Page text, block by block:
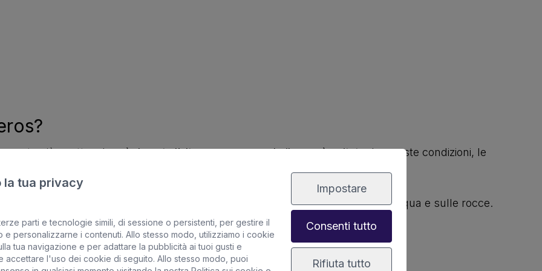
più spettacolareè durante l’alta marea o quando il mare è agitato. In queste condizioni, le
l’effetto dell’acqua che bolle mentre l’acqua si insinua nelle cavità della lava.
, quando il sole crea riflessi magici sull’acqua e sulle rocce.
del tempo per scegliere il momento perfetto.
la tua privacy
parti e tecnologie simili, di sessione o persistenti, per gestire il
e personalizzarne i contenuti. Allo stesso modo, utilizziamo i cookie
tua navigazione e per adattare la pubblicità ai tuoi gusti e
accettare l'uso dei cookie di seguito. Allo stesso modo, puoi
Impostare
Consenti tutto
Rifiuta tutto